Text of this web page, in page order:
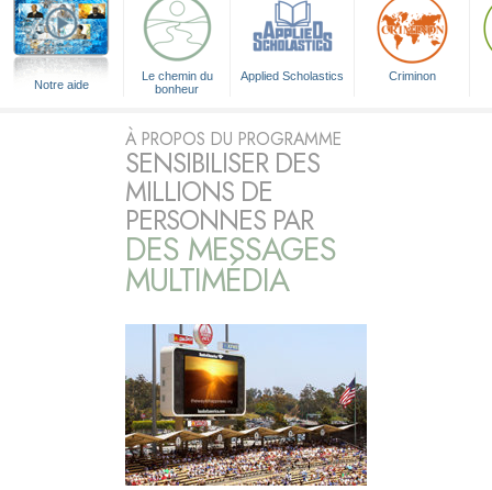
Notre aide
Le chemin du
bonheur
Applied Scholastics Criminon
À PROPOS DU PROGRAMME
SENSIBILISER DES
MILLIONS DE
PERSONNES PAR
DES MESSAGES
MULTIMÉDIA